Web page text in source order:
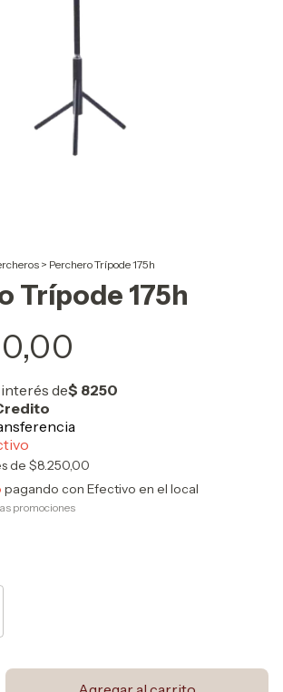
> Perchero Trípode 175h
Trípode 175h
de $8.250,00
pagando con Efectivo en el local
promociones